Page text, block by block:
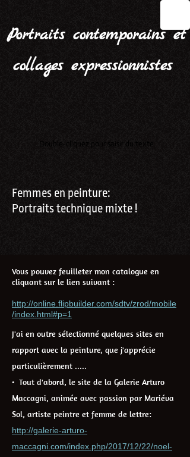
Portraits contemporains et
collages expressionnistes
Double-cliquez pour saisir du texte
Femmes en peinture:
Portraits technique mixte !
Vous pouvez feuilleter mon catalogue en
cliquant sur le lien suivant :
http://online.flipbuilder.com/sdtv/zrod/mobile
/index.html#p=1
J'ai en outre sélectionné quelques sites en
rapport avec la peinture, que j'apprécie
particulièrement .....
• Tout d'abord, le site de la Galerie Arturo
Maccagni, animée avec passion par Mariéva
Sol, artiste peintre et femme de lettre:
http://galerie-arturo-
maccagni.com/index.php/2017/12/22/noel-